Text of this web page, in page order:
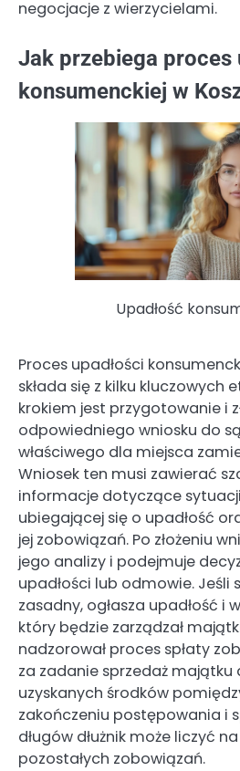
negocjacje z wierzycielami.
Jak przebiega proces
konsumenckiej w
Upadłość
Proces upadłości
składa się z kilku kluczowych
krokiem jest przygotowanie i
odpowiedniego wniosku do
właściwego dla miejsca
Wniosek ten musi zawierać
informacje dotyczące
ubiegającej się o upadłość
jej zobowiązań. Po złożeniu
jego analizy i podejmuje
upadłości lub odmowie. Jeśli
zasadny, ogłasza upadłość i
który będzie zarządzał
nadzorował proces spłaty
za zadanie sprzedaż majątku
uzyskanych środków
zakończeniu postępowania i
długów dłużnik może liczyć
pozostałych zobowiązań.